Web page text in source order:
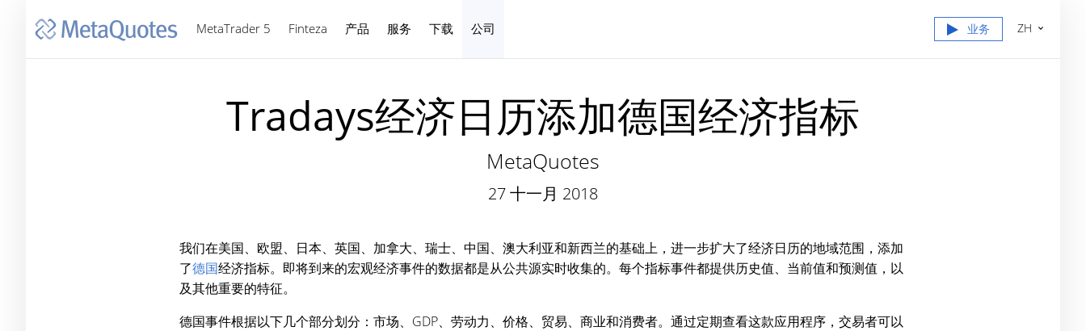
MetaTrader 5 Finteza 产品 服务 下载 公司 业务 ZH
Tradays经济日历添加德国经济指标
MetaQuotes
27 十一月 2018
我们在美国、欧盟、日本、英国、加拿大、瑞士、中国、澳大利亚和新西兰的基础上，进一步扩大了经济日历的地域范围，添加
了德国经济指标。即将到来的宏观经济事件的数据都是从公共源实时收集的。每个指标事件都提供历史值、当前值和预测值，以
及其他重要的特征。
德国事件根据以下几个部分划分：市场、GDP、劳动力、价格、贸易、商业和消费者。通过定期查看这款应用程序，交易者可以